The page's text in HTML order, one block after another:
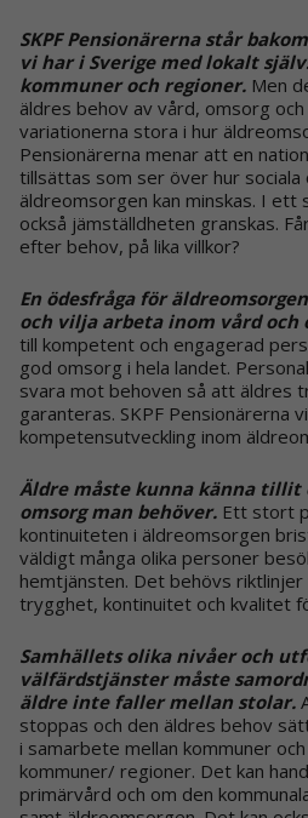
SKPF Pensionärerna står
vi har i Sverige med lokalt
kommuner och regioner. Men
äldres behov av vård, omsorg
variationerna stora i hur
Pensionärerna menar att en
tillsättas som ser över hur sociala
äldreomsorgen kan minskas. I ett
också jämställdheten granskas.
efter behov, på lika villkor?
En ödesfråga för
och vilja arbeta inom vård och
till kompetent och engagerad
god omsorg i hela landet.
svara mot behoven så att äldres
garanteras. SKPF Pensionärerna
kompetensutveckling inom
Äldre måste kunna känna
omsorg man behöver. Ett stort
kontinuiteten i äldreomsorgen
väldigt många olika personer
hemtjänsten. Det behövs
trygghet, kontinuitet och kvalitet
Samhällets olika nivåer och
välfärdstjänster måste
äldre inte faller mellan stolar.
stoppas och den äldres behov
i samarbete mellan kommuner
kommuner/ regioner. Det kan
primärvård och om den